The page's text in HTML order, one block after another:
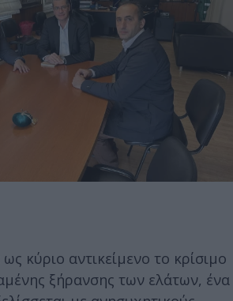
κύριο αντικείμενο το κρίσιμο
ξήρανσης των ελάτων, ένα